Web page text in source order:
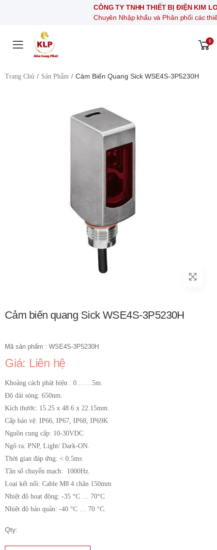
CÔNG TY TNHH THIẾT BỊ ĐIỆN KIM LONG
Chuyên Nhập khẩu và Phân phối các thiết bị khí
Toggle mobile menu
0
Trang Chủ Sản Phẩm Cảm Biến Quang Sick WSE4S-3P5230H
Cảm biến quang Sick WSE4S-3P5230H
Mã sản phẩm : WSE4S-3P5230H
Giá: Liên hệ
Khoảng cách phát hiện : 0…….5m.
Độ dài sóng: 650nm.
Kích thước: 15.25 x 48.6 x 22.15mm.
Cấp bảo vệ: IP66, IP67, IP68, IP69K
Nguồn cung cấp: 10-30VDC
Ngõ ra: PNP, Light/ Dark-ON.
Thời gian đáp ứng: < 0.5ms
Tần số chuyển mạch: 1000Hz.
Loại kết nối: Cable M8 4 chân 150mm
Nhiệt độ hoạt động: -35 °C … 70°C
Nhiệt độ bảo quản: -40 °C … 70 °C.
Qty: